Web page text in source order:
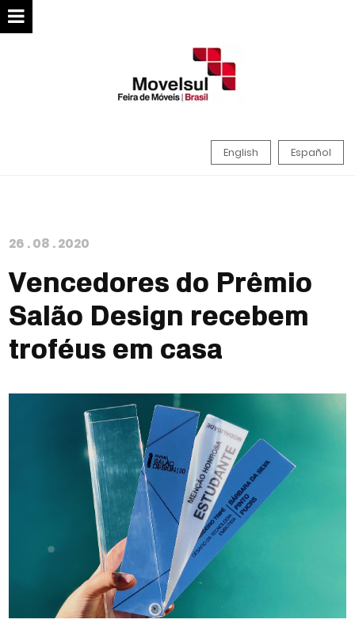
English Español
26 .08 .2020
Vencedores do Prêmio
Salão Design recebem
troféus em casa